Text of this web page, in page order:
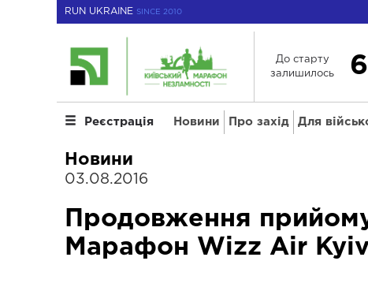
RUN UKRAINE SINCE 2010
До старту
залишилось
Реєстрація Новини Про захід Для
Новини
03.08.2016
Продовження
Марафон Wizz Air